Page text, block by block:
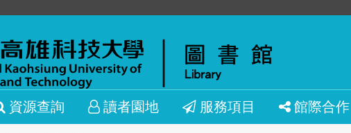
資源查詢 讀者園地 服務項目 館際合作